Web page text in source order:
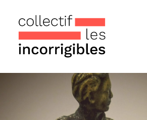
Le collectif